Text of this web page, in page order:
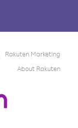
Rakuten Marketing
About Rakuten